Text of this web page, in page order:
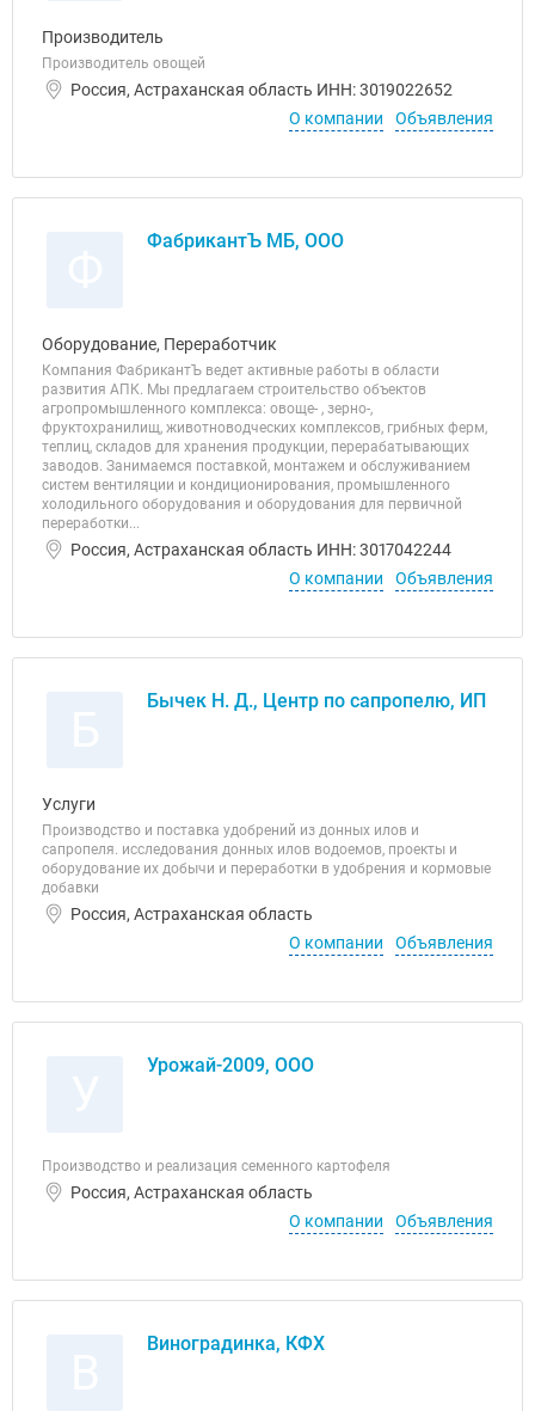
Производитель
Производитель овощей
Россия, Астраханская область ИНН: 3019022652
О компании
Объявления
ФабрикантЪ МБ, ООО
Оборудование, Переработчик
Компания ФабрикантЪ ведет активные работы в области
развития АПК. Мы предлагаем строительство объектов
агропромышленного комплекса: овоще- , зерно-,
фруктохранилищ, животноводческих комплексов, грибных ферм,
теплиц, складов для хранения продукции, перерабатывающих
заводов. Занимаемся поставкой, монтажем и обслуживанием
систем вентиляции и кондиционирования, промышленного
холодильного оборудования и оборудования для первичной
переработки...
Россия, Астраханская область ИНН: 3017042244
О компании
Объявления
Бычек Н. Д., Центр по сапропелю, ИП
Услуги
Производство и поставка удобрений из донных илов и
сапропеля. исследования донных илов водоемов, проекты и
оборудование их добычи и переработки в удобрения и кормовые
добавки
Россия, Астраханская область
О компании
Объявления
Урожай-2009, ООО
Производство и реализация семенного картофеля
Россия, Астраханская область
О компании
Объявления
Виноградинка, КФХ